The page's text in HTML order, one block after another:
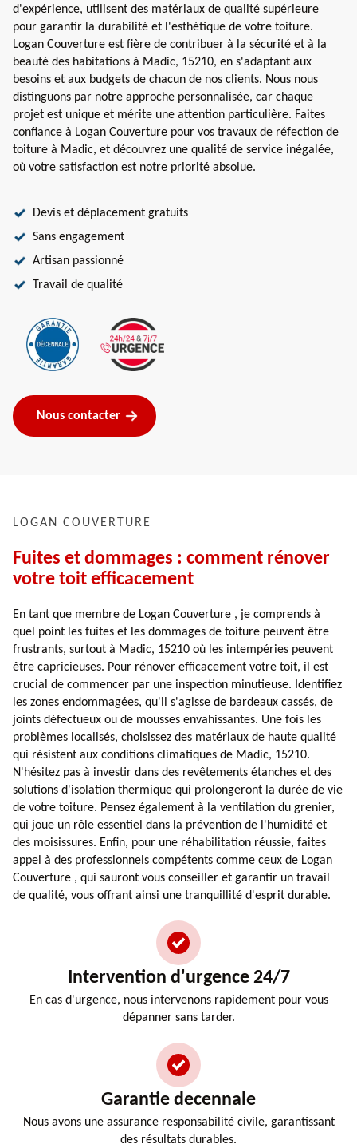
d'expérience, utilisent des matériaux de qualité supérieure
pour garantir la durabilité et l'esthétique de votre toiture.
Logan Couverture est fière de contribuer à la sécurité et à la
beauté des habitations à Madic, 15210, en s'adaptant aux
besoins et aux budgets de chacun de nos clients. Nous nous
distinguons par notre approche personnalisée, car chaque
projet est unique et mérite une attention particulière. Faites
confiance à Logan Couverture pour vos travaux de réfection de
toiture à Madic, et découvrez une qualité de service inégalée,
où votre satisfaction est notre priorité absolue.
Devis et déplacement gratuits
Sans engagement
Artisan passionné
Travail de qualité
Nous contacter
LOGAN COUVERTURE
Fuites et dommages : comment rénover
votre toit efficacement
En tant que membre de Logan Couverture , je comprends à
quel point les fuites et les dommages de toiture peuvent être
frustrants, surtout à Madic, 15210 où les intempéries peuvent
être capricieuses. Pour rénover efficacement votre toit, il est
crucial de commencer par une inspection minutieuse. Identifiez
les zones endommagées, qu'il s'agisse de bardeaux cassés, de
joints défectueux ou de mousses envahissantes. Une fois les
problèmes localisés, choisissez des matériaux de haute qualité
qui résistent aux conditions climatiques de Madic, 15210.
N'hésitez pas à investir dans des revêtements étanches et des
solutions d'isolation thermique qui prolongeront la durée de vie
de votre toiture. Pensez également à la ventilation du grenier,
qui joue un rôle essentiel dans la prévention de l'humidité et
des moisissures. Enfin, pour une réhabilitation réussie, faites
appel à des professionnels compétents comme ceux de Logan
Couverture , qui sauront vous conseiller et garantir un travail
de qualité, vous offrant ainsi une tranquillité d'esprit durable.
Intervention d'urgence 24/7
En cas d'urgence, nous intervenons rapidement pour vous
dépanner sans tarder.
Garantie decennale
Nous avons une assurance responsabilité civile, garantissant
des résultats durables.